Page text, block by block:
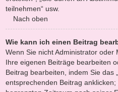
teilnehmen“ usw.
Nach oben
Wie kann ich einen Beitrag
Wenn Sie nicht Administrator
Ihre eigenen Beiträge bearbeiten
Beitrag bearbeiten, indem Sie das
entsprechenden Beitrag